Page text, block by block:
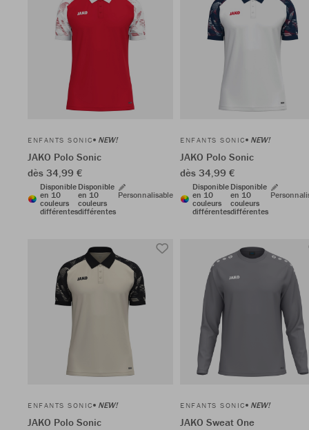
ENFANTS SONIC NEW!
JAKO Polo Sonic
dès 34,99 €
Disponible
en 10
couleurs
différentes
Disponible
en 10
couleurs
différentes
Personnalisable
ENFANTS SONIC NEW!
JAKO Polo Sonic
dès 34,99 €
Disponible
en 10
couleurs
différentes
Disponible
en 10
couleurs
différentes
ENFANTS SONIC NEW!
JAKO Polo Sonic
ENFANTS SONIC NEW!
JAKO Sweat One